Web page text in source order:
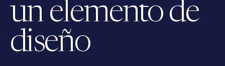
un elemento de
diseño